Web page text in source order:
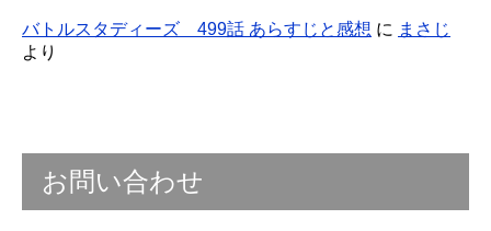
バトルスタディーズ 499話 あらすじと感想 に まさじ
より
お問い合わせ